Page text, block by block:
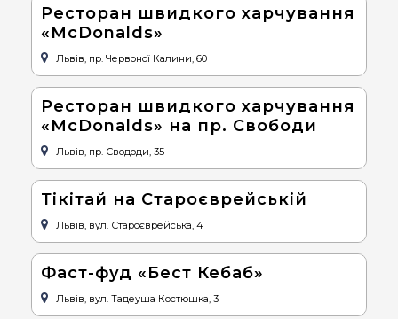
Ресторан швидкого харчування
«McDonalds»
Львів, пр. Червоної Калини, 60
Ресторан швидкого харчування
«McDonalds» на пр. Свободи
Львів, пр. Свододи, 35
Тікітай на Староєврейській
Львів, вул. Староєврейська, 4
Фаст-фуд «Бест Кебаб»
Львів, вул. Тадеуша Костюшка, 3